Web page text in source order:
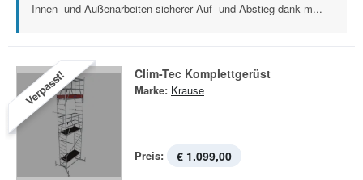
Innen- und Außenarbeiten sicherer Auf- und Abstieg dank m...
Verpasst! Clim-Tec Komplettgerüst
Marke: Krause
Preis: € 1.099,00